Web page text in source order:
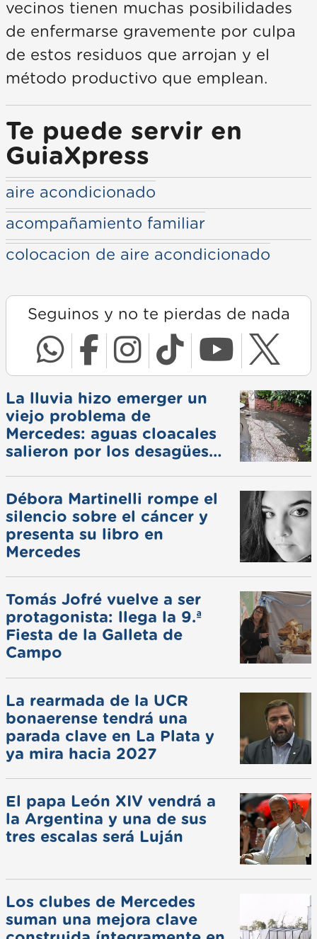
vecinos tienen muchas posibilidades
de enfermarse gravemente por culpa
de estos residuos que arrojan y el
método productivo que emplean.
Te puede servir en
GuiaXpress
aire acondicionado
acompañamiento familiar
colocacion de aire acondicionado
Seguinos y no te pierdas de nada
La lluvia hizo emerger un
viejo problema de
Mercedes: aguas cloacales
salieron por los desagües
Débora Martinelli rompe el
silencio sobre el cáncer y
presenta su libro en
Mercedes
Tomás Jofré vuelve a ser
protagonista: llega la 9.ª
Fiesta de la Galleta de
Campo
La rearmada de la UCR
bonaerense tendrá una
parada clave en La Plata y
ya mira hacia 2027
El papa León XIV vendrá a
la Argentina y una de sus
tres escalas será Luján
Los clubes de Mercedes
suman una mejora clave